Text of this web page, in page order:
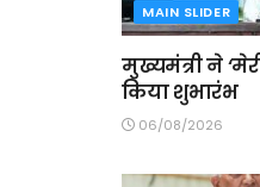
MAIN SLIDER
मुख्यमंत्री ने
किया शुभारंभ
06/08/2026